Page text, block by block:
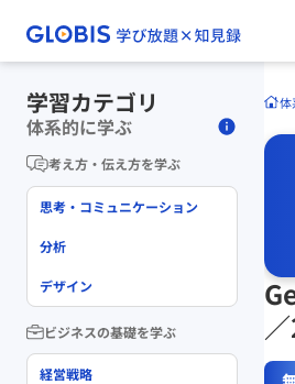
体
学習カテゴリ
体系的に学ぶ
考え方・伝え方を学ぶ
思考・コミュニケーション
分析
デザイン
ビジネスの基礎を学ぶ
経営戦略